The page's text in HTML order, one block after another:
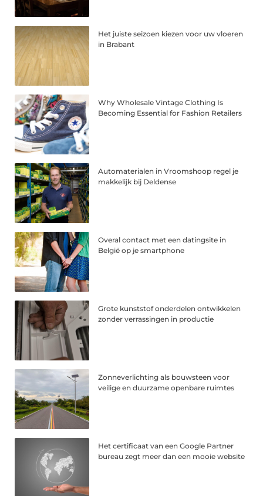
Het juiste seizoen kiezen voor uw vloeren
in Brabant
Why Wholesale Vintage Clothing Is
Becoming Essential for Fashion Retailers
Automaterialen in Vroomshoop regel je
makkelijk bij Deldense
Overal contact met een datingsite in
België op je smartphone
Grote kunststof onderdelen ontwikkelen
zonder verrassingen in productie
Zonneverlichting als bouwsteen voor
veilige en duurzame openbare ruimtes
Het certificaat van een Google Partner
bureau zegt meer dan een mooie website